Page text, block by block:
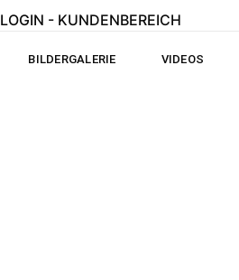
LOGIN - KUNDENBEREICH
BILDERGALERIE VIDEOS